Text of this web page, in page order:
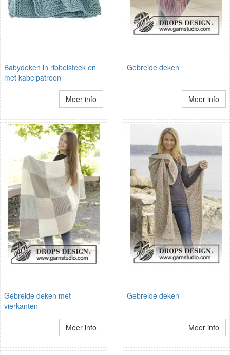
Babydeken in ribbelsteek en
met kabelpatroon
Meer info
Gebreide deken
Meer info
Gebreide deken met
vierkanten
Meer info
Gebreide deken
Meer info